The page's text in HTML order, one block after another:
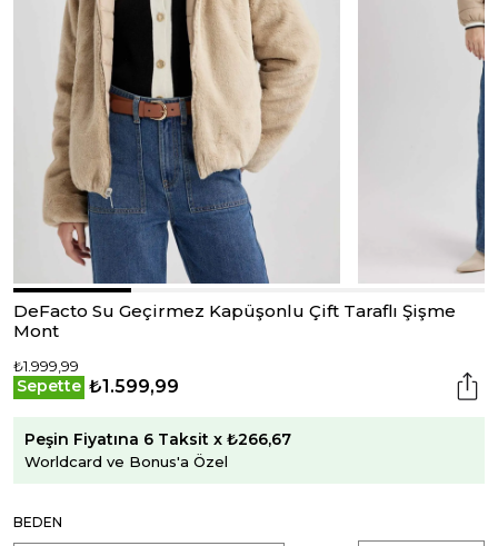
DeFacto Su Geçirmez Kapüşonlu Çift Taraflı Şişme
Mont
₺1.999,99
Sepette ₺1.599,99
Peşin Fiyatına 6 Taksit x ₺266,67
Worldcard ve Bonus'a Özel
BEDEN